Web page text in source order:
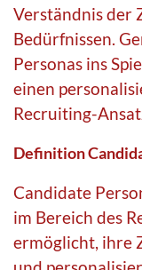
Verständnis der
Bedürfnissen.
Personas ins
einen
Recruiting-
Definition
Candidate
im Bereich des
ermöglicht, ihre